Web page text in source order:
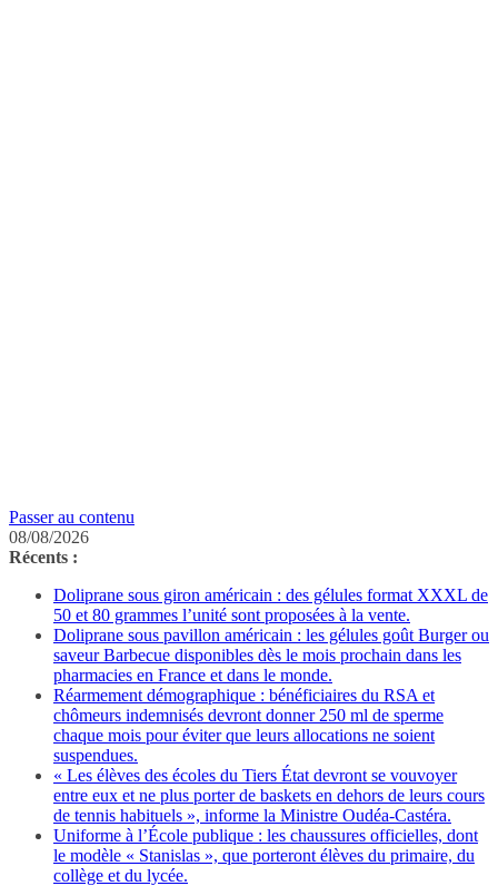
Passer au contenu
08/08/2026
Récents :
Doliprane sous giron américain : des gélules format XXXL de
50 et 80 grammes l’unité sont proposées à la vente.
Doliprane sous pavillon américain : les gélules goût Burger ou
saveur Barbecue disponibles dès le mois prochain dans les
pharmacies en France et dans le monde.
Réarmement démographique : bénéficiaires du RSA et
chômeurs indemnisés devront donner 250 ml de sperme
chaque mois pour éviter que leurs allocations ne soient
suspendues.
« Les élèves des écoles du Tiers État devront se vouvoyer
entre eux et ne plus porter de baskets en dehors de leurs cours
de tennis habituels », informe la Ministre Oudéa-Castéra.
Uniforme à l’École publique : les chaussures officielles, dont
le modèle « Stanislas », que porteront élèves du primaire, du
collège et du lycée.